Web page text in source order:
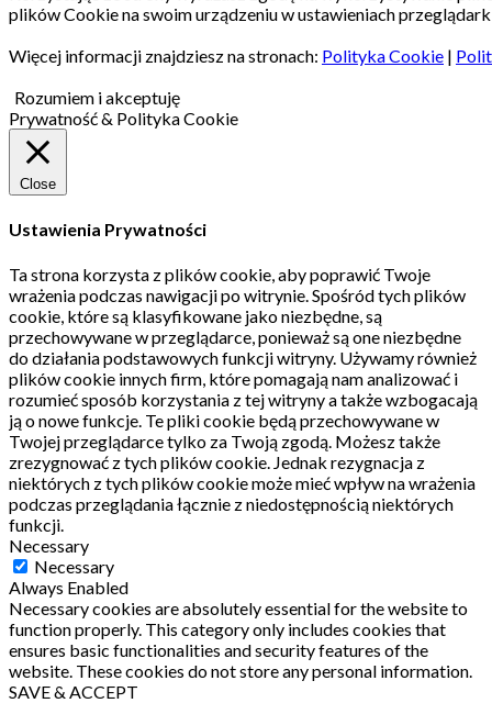
plików Cookie na swoim urządzeniu w ustawieniach
Więcej informacji znajdziesz na stronach: Polityka Cookie |
Rozumiem i akceptuję
Prywatność & Polityka Cookie
Close
Ustawienia Prywatności
Ta strona korzysta z plików cookie, aby poprawić Twoje
wrażenia podczas nawigacji po witrynie. Spośród tych plików
cookie, które są klasyfikowane jako niezbędne, są
przechowywane w przeglądarce, ponieważ są one niezbędne
do działania podstawowych funkcji witryny. Używamy również
plików cookie innych firm, które pomagają nam analizować i
rozumieć sposób korzystania z tej witryny a także wzbogacają
ją o nowe funkcje. Te pliki cookie będą przechowywane w
Twojej przeglądarce tylko za Twoją zgodą. Możesz także
zrezygnować z tych plików cookie. Jednak rezygnacja z
niektórych z tych plików cookie może mieć wpływ na wrażenia
podczas przeglądania łącznie z niedostępnością niektórych
funkcji.
Necessary
Necessary
Always Enabled
Necessary cookies are absolutely essential for the website to
function properly. This category only includes cookies that
ensures basic functionalities and security features of the
website. These cookies do not store any personal information.
SAVE & ACCEPT